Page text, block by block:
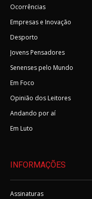
Ocorrências
Empresas e Inovação
Desporto
Jovens Pensadores
Senenses pelo Mundo
Em Foco
Opinião dos Leitores
Andando por aí
Em Luto
INFORMAÇÕES
Assinaturas